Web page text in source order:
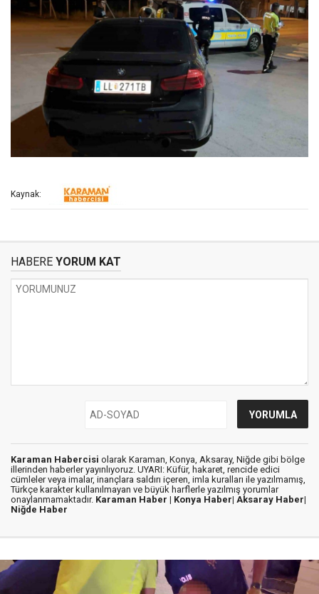
Kaynak:
HABERE YORUM KAT
Karaman Habercisi olarak Karaman, Konya, Aksaray, Niğde gibi bölge
illerinden haberler yayınlıyoruz. UYARI: Küfür, hakaret, rencide edici
cümleler veya imalar, inançlara saldırı içeren, imla kuralları ile yazılmamış,
Türkçe karakter kullanılmayan ve büyük harflerle yazılmış yorumlar
onaylanmamaktadır. Karaman Haber | Konya Haber| Aksaray Haber|
Niğde Haber